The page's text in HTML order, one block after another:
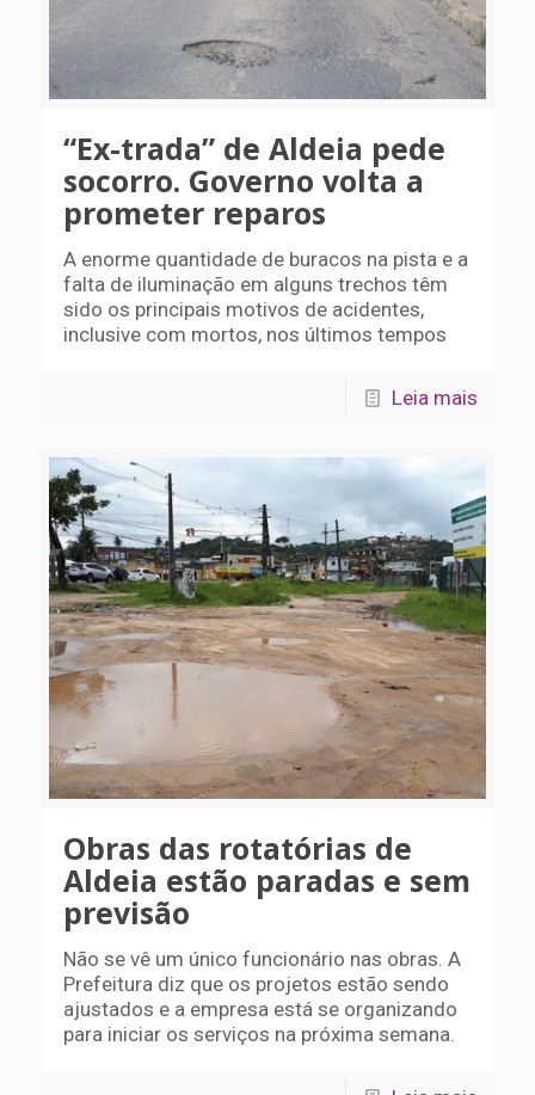
“Ex-trada” de Aldeia pede
socorro. Governo volta a
prometer reparos
A enorme quantidade de buracos na pista e a
falta de iluminação em alguns trechos têm
sido os principais motivos de acidentes,
inclusive com mortos, nos últimos tempos
Leia mais
Obras das rotatórias de
Aldeia estão paradas e sem
previsão
Não se vê um único funcionário nas obras. A
Prefeitura diz que os projetos estão sendo
ajustados e a empresa está se organizando
para iniciar os serviços na próxima semana.